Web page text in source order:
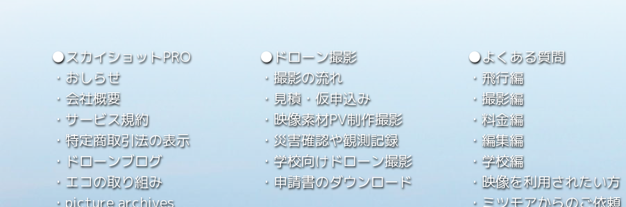
●スカイショットPRO
・おしらせ
・会社概要
・サービス規約
・特定商取引法の表示
・ドローンブログ
・エコの取り組み
・picture archives
●ドローン撮影
・撮影の流れ
・見積・仮申込み
・映像素材PV制作撮影
・災害確認や観測記録
・学校向けドローン撮影
・申請書のダウンロード
●よくある質問
・飛行編
・撮影編
・料金編
・編集編
・学校編
・映像を利用されたい方
・ミツモアからのご依頼